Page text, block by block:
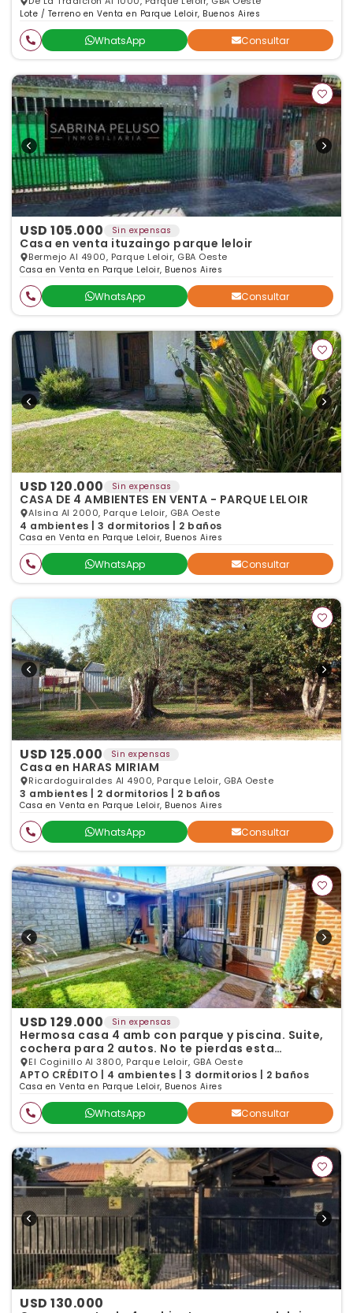
Lote / Terreno en Venta en Parque Leloir, Buenos Aires
WhatsApp Consultar
USD 105.000 Sin expensas
Casa en venta ituzaingo parque leloir
Bermejo Al 4900, Parque Leloir, GBA Oeste
Casa en Venta en Parque Leloir, Buenos Aires
WhatsApp Consultar
USD 120.000 Sin expensas
CASA DE 4 AMBIENTES EN VENTA - PARQUE LELOIR
Alsina Al 2000, Parque Leloir, GBA Oeste
4 ambientes | 3 dormitorios | 2 baños
Casa en Venta en Parque Leloir, Buenos Aires
WhatsApp Consultar
USD 125.000 Sin expensas
Casa en HARAS MIRIAM
Ricardoguiraldes Al 4900, Parque Leloir, GBA Oeste
3 ambientes | 2 dormitorios | 2 baños
Casa en Venta en Parque Leloir, Buenos Aires
WhatsApp Consultar
USD 129.000 Sin expensas
Hermosa casa 4 amb con parque y piscina. Suite,
cochera para 2 autos. No te pierdas esta
oportunidad
El Coginillo Al 3800, Parque Leloir, GBA Oeste
APTO CRÉDITO | 4 ambientes | 3 dormitorios | 2 baños
Casa en Venta en Parque Leloir, Buenos Aires
WhatsApp Consultar
USD 130.000